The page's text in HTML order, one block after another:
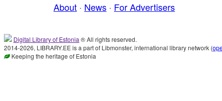
About · News · For Advertisers
Digital Library of Estonia ® All rights reserved.
2014-2026, LIBRARY.EE is a part of Libmonster, international library network (
Keeping the heritage of Estonia